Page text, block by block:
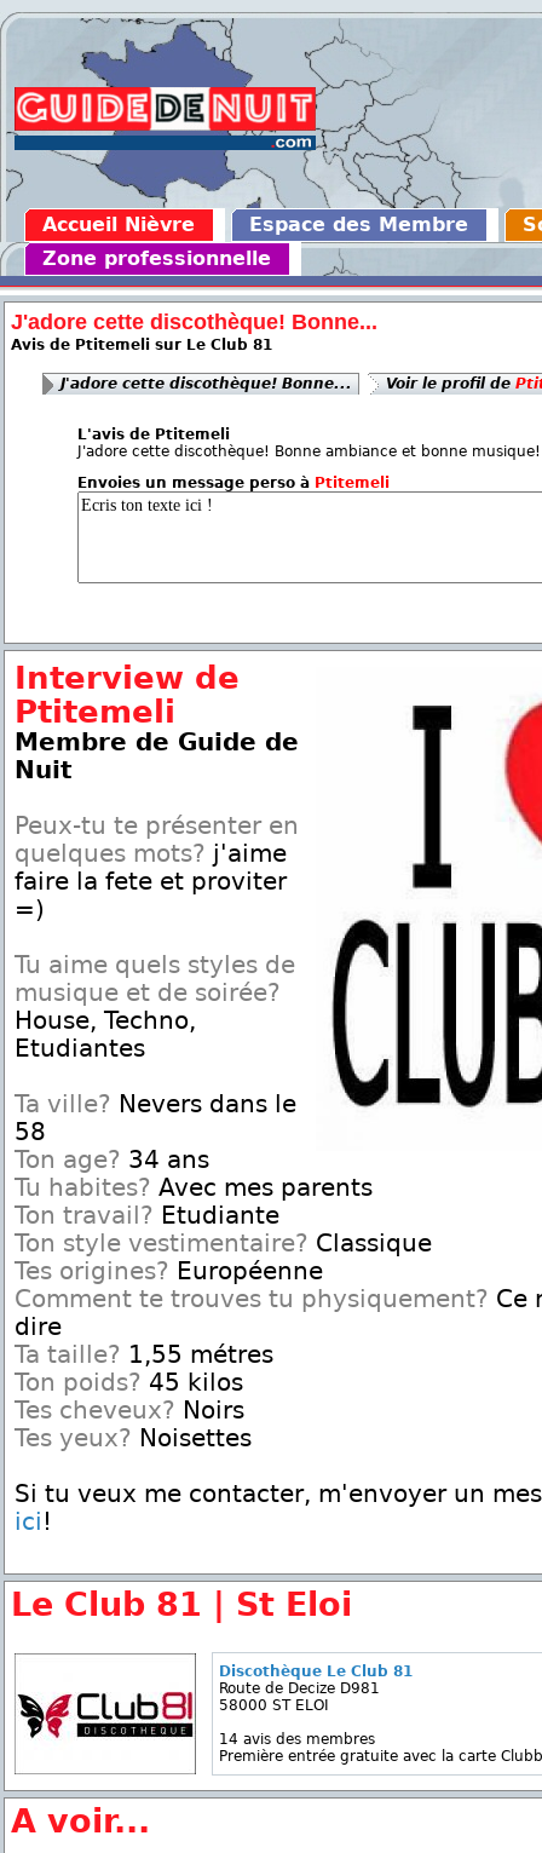
Accueil Nièvre Espace des Membre
Zone professionnelle
J'adore cette discothèque! Bonne...
Avis de Ptitemeli sur Le Club 81
J'adore cette discothèque! Bonne... Voir le profil de
L'avis de Ptitemeli
J'adore cette discothèque! Bonne ambiance et bonne musique!
Envoies un message perso à Ptitemeli
Interview de
Ptitemeli
Membre de Guide de
Nuit
Peux-tu te présenter en
quelques mots? j'aime
faire la fete et proviter
=)
Tu aime quels styles de
musique et de soirée?
House, Techno,
Etudiantes
Ta ville? Nevers dans le
58
Ton age? 34 ans
Tu habites? Avec mes parents
Ton travail? Etudiante
Ton style vestimentaire? Classique
Tes origines? Européenne
Comment te trouves tu physiquement? Ce
dire
Ta taille? 1,55 métres
Ton poids? 45 kilos
Tes cheveux? Noirs
Tes yeux? Noisettes
Si tu veux me contacter, m'envoyer un
ici !
Le Club 81 | St Eloi
Discothèque Le Club 81
Route de Decize D981
58000 ST ELOI
14 avis des membres
Première entrée gratuite avec la carte
A voir...